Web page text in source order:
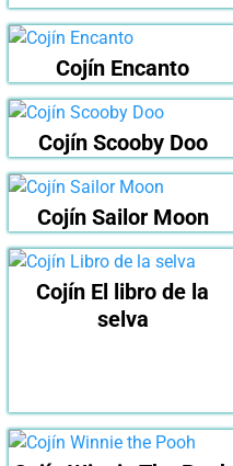
Cojín Encanto
Cojín Scooby Doo
Cojín Sailor Moon
Cojín El libro de la
selva